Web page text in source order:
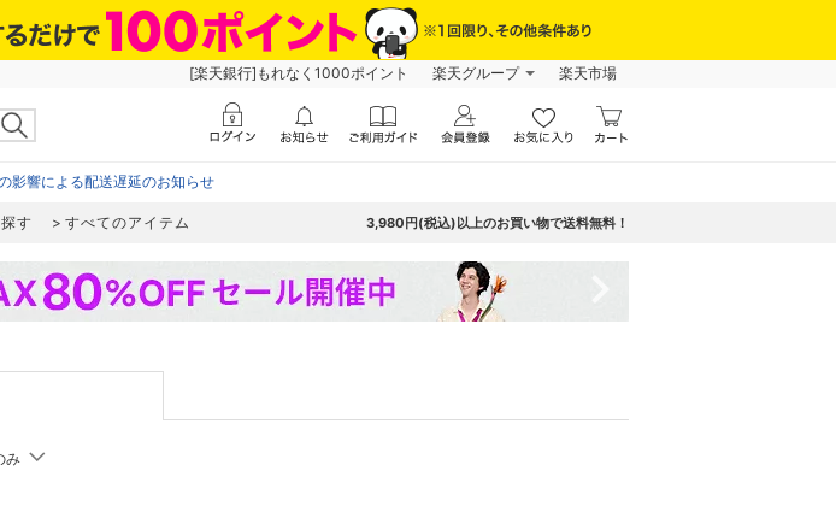
[楽天銀行]もれなく1000ポイント 楽天グループ 楽天市場
影響による配送遅延のお知らせ
す すべてのアイテム 3,980円(税込)以上のお買い物で送料無料！
み